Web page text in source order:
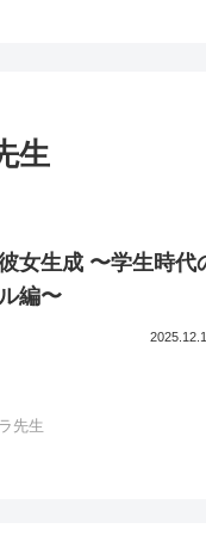
生
女生成 〜学生時代
編〜
先生